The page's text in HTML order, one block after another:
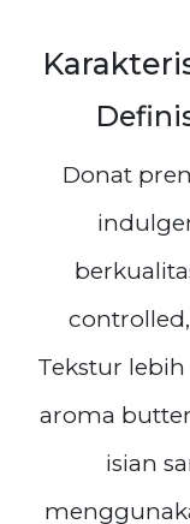
Donat
Tekstur
aroma butter
isian